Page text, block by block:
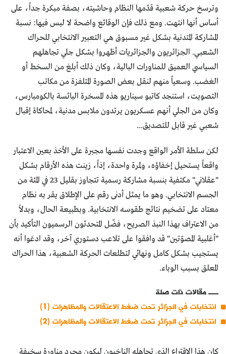
وترسخ حركة شعبية قدّمها النظام وحاشيته، بصفة مبكرة جداً، على
أساس أنها انتهت. ومع ذلك فإن الوقائع واضحة لا لبس فيها: نسبة
المشاركة المتدنية بشكل غير مسبوق هي التعبير الانتخابي للحراك
الشعبي. الجزائريون والجزائريات أظهروا بشكل جلي تجاهلهم
السياسي العميق للمناورات البالية، وكان ذلك أبلغ من السخط أو
الغضب. وسعياً منهم لنقل بعض الصورة المتلفزة من مكاتب
التصويت، استنجد كاتبو سيناريو هذه المسخرة البائسة بالكومبارس،
وكان من الجلي أنهم عسكريون يرتدون ملابس مدنية، لمحاكاة إقبال
شعبي غير قابل للتصديق...
لكن سلطة الأمر الواقع وجدت نفسها مجبرة على الأخذ بعين الاعتبار
واقعاً يستحيل إخفاؤه، ولمرة واحدة، إذاً، زينت هذه الأرقام بشكل
"عقلاني" مكتفية بنسبة مشاركة رسمية تتجاوز بقليل 23 في المئة من
الجسم الانتخابي. وهو ما يمثل أدنى رقم على الإطلاق يقر به نظام
معتاد على تضخيم نتائج طقوسه الانتخابية. وبطبيعة الحال، وبدلاً
من الاعتراف بهذا النبذ الصريح، فضّل المتحدثون الرسميون التأكيد بأن
"أغلبية المصوّتين" قد وافقوا على تلاعب دستوري آخر، وقد ادعَوا أنه
يستجيب بشكل كامل ونهائي لتطلعات الحركة الشعبية، هذا الحراك
المعلق بسبب الوباء.
مقالات ذات صلة
انتخابات في الجزائر تحت ضغط الاعتقالات والمظاهرات (1)
انتخابات في الجزائر تحت ضغط الاعتقالات والمظاهرات (2)
كان هذا الاقتراع الذي تجاهله الناخبون ليكون مجرد مناورة سخيفة